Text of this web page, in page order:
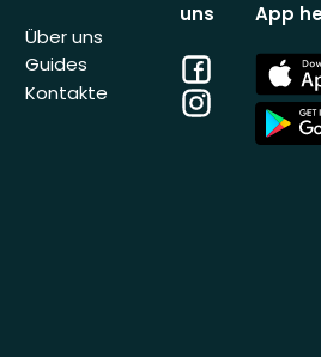
Über uns
Guides
Kontakte
uns
Facebook
Instagram
App
App
Store
App
Store